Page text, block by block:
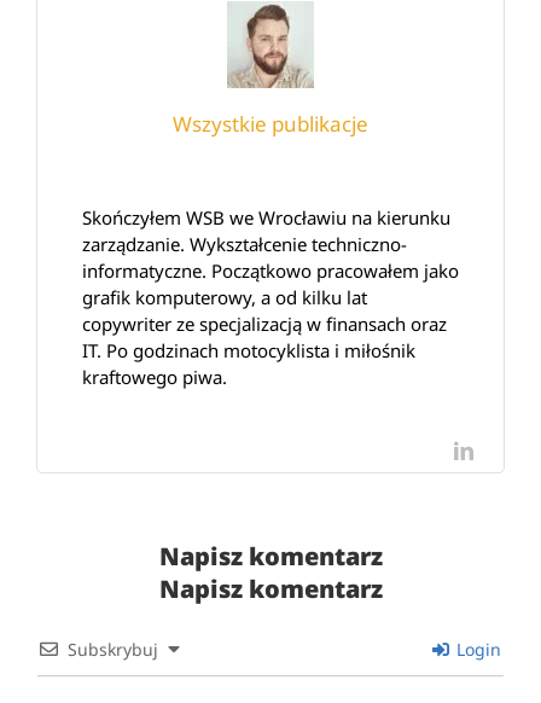
Wszystkie publikacje
Skończyłem WSB we Wrocławiu na kierunku
zarządzanie. Wykształcenie techniczno-
informatyczne. Początkowo pracowałem jako
grafik komputerowy, a od kilku lat
copywriter ze specjalizacją w finansach oraz
IT. Po godzinach motocyklista i miłośnik
kraftowego piwa.
LinkedIn
Napisz komentarz
Napisz komentarz
Subskrybuj Login